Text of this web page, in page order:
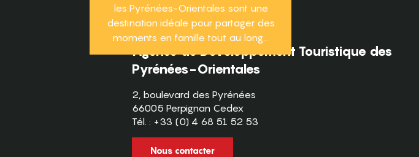
les Pyrénées-Orientales sont une
destination idéale pour partager des
moments en famille tout au long...
Agence de Développement Touristique des
Pyrénées-Orientales
2, boulevard des Pyrénées
66005 Perpignan Cedex
Tél. : +33 (0) 4 68 51 52 53
Nous contacter